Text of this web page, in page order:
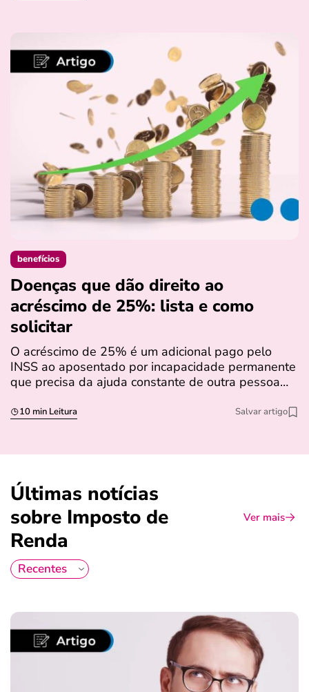
benefícios
Doenças que dão direito ao
acréscimo de 25%: lista e como
solicitar
O acréscimo de 25% é um adicional pago pelo
INSS ao aposentado por incapacidade permanente
que precisa da ajuda constante de outra pessoa…
10 min Leitura Salvar artigo
Últimas notícias
sobre Imposto de
Renda
Ver mais